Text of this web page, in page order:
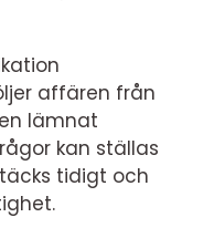
affären från
lämnat
kan ställas
tidigt och